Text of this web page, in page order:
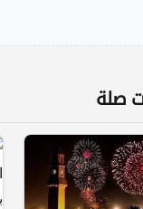
صلة